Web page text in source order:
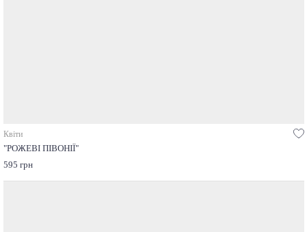
Квіти
"РОЖЕВІ ПІВОНІЇ"
595 грн